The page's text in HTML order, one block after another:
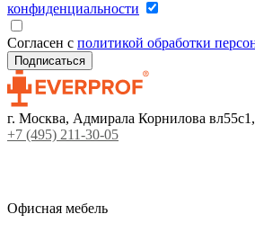
конфиденциальности
Согласен с политикой обработки
г. Москва, Адмирала Корнилова
+7 (495) 211-30-05
Офисная мебель